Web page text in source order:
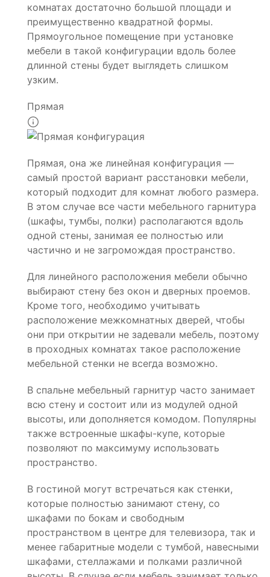
комнатах достаточно большой площади и
преимущественно квадратной формы.
Прямоугольное помещение при установке
мебели в такой конфигурации вдоль более
длинной стены будет выглядеть слишком
узким.
Прямая
Прямая, она же линейная конфигурация —
самый простой вариант расстановки мебели,
который подходит для комнат любого размера.
В этом случае все части мебельного гарнитура
(шкафы, тумбы, полки) располагаются вдоль
одной стены, занимая ее полностью или
частично и не загромождая пространство.
Для линейного расположения мебели обычно
выбирают стену без окон и дверных проемов.
Кроме того, необходимо учитывать
расположение межкомнатных дверей, чтобы
они при открытии не задевали мебель, поэтому
в проходных комнатах такое расположение
мебельной стенки не всегда возможно.
В спальне мебельный гарнитур часто занимает
всю стену и состоит или из модулей одной
высоты, или дополняется комодом. Популярны
также встроенные шкафы-купе, которые
позволяют по максимуму использовать
пространство.
В гостиной могут встречаться как стенки,
которые полностью занимают стену, со
шкафами по бокам и свободным
пространством в центре для телевизора, так и
менее габаритные модели с тумбой, навесными
шкафами, стеллажами и полками различной